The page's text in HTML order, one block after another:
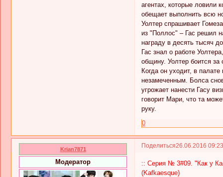
агентах, которые ловили
обещает выполнить всю
Уолтер спрашивает
из "Поллос" – Гас решил
награду в десять тысяч
Гас знал о работе
общину. Уолтер боится за
Когда он уходит, в
незамеченным. Болса
угрожает нанести Гасу
говорит Мари, что та
руку.
0
Поделиться26.06.2016
Krian7871
Модератор
:: Серия № 3#09. "Как у
(Kafkaesque)